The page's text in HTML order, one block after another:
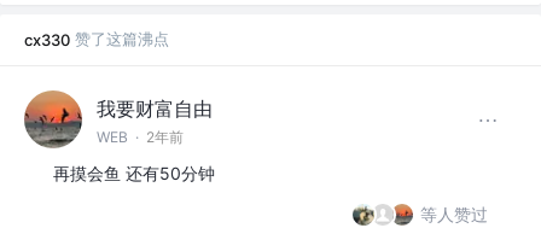
cx330 赞了这篇沸点
我要财富自由
WEB · 2年前
再摸会鱼 还有50分钟
等人赞过